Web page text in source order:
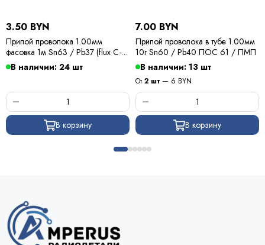
3.50 BYN
Припой проволока 1.00мм
фасовка 1м Sn63 / Pb37 (flux C-6)
ПОС 63 / Kewei
В наличии: 24 шт
В корзину
7.00 BYN
Припой проволока в тубе 1.00мм
10г Sn60 / Pb40 ПОС 61 / ПМП
В наличии: 13 шт
От2 шт — 6 BYN
В корзину